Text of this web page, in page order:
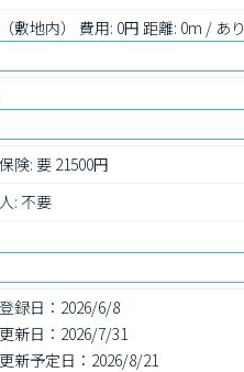
敷地内） 費用: 0円 距離: 0m / あり
険: 要 21500円
: 不要
録日：2026/6/8
新日：2026/7/31
新予定日：2026/8/21